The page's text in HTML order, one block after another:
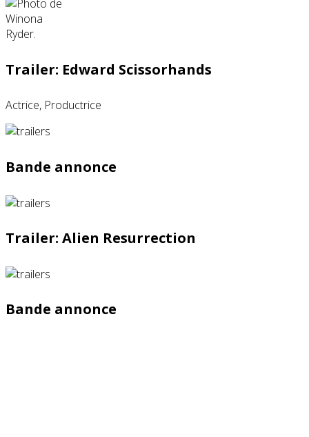
Trailer: Edward Scissorhands
Actrice, Productrice
Bande annonce
Trailer: Alien Resurrection
Bande annonce